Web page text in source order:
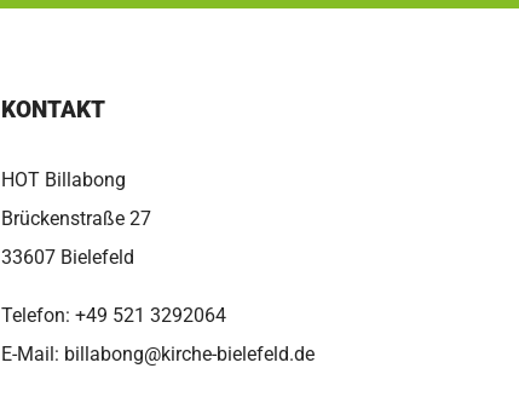
KONTAKT
HOT Billabong
Brückenstraße 27
33607 Bielefeld
Telefon: +49 521 3292064
E-Mail: billabong@kirche-bielefeld.de